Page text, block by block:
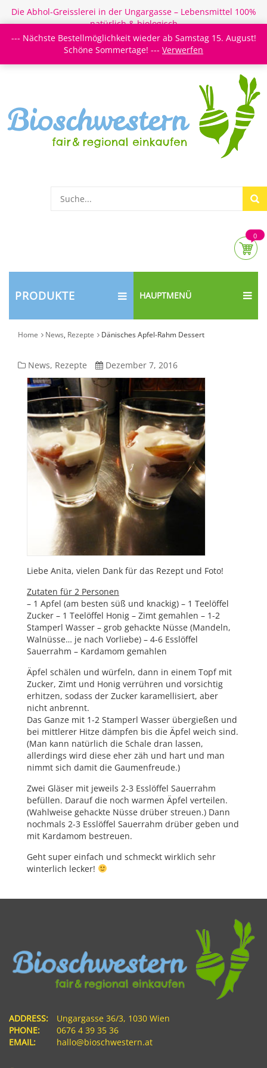
Die Abhol-Greisslerei in der Ungargasse – Lebensmittel 100%
natürlich & biologisch
Login/Register Newsletter Meine Merkzettel
0
PRODUKTE HAUPTMENÜ
Home News, Rezepte Dänisches Apfel-Rahm Dessert
Dänisches
Apfel-
Rahm
Dessert
News, Rezepte Dezember 7, 2016
Liebe Anita, vielen Dank für das Rezept und Foto!
Zutaten für 2 Personen
– 1 Apfel (am besten süß und knackig) – 1 Teelöffel
Zucker – 1 Teelöffel Honig – Zimt gemahlen – 1-2
Stamperl Wasser – grob gehackte Nüsse (Mandeln,
Walnüsse… je nach Vorliebe) – 4-6 Esslöffel
Sauerrahm – Kardamom gemahlen
Äpfel schälen und würfeln, dann in einem Topf mit
Zucker, Zimt und Honig verrühren und vorsichtig
erhitzen, sodass der Zucker karamellisiert, aber
nicht anbrennt.
Das Ganze mit 1-2 Stamperl Wasser übergießen und
bei mittlerer Hitze dämpfen bis die Äpfel weich sind.
(Man kann natürlich die Schale dran lassen,
allerdings wird diese eher zäh und hart und man
nimmt sich damit die Gaumenfreude.)
Zwei Gläser mit jeweils 2-3 Esslöffel Sauerrahm
befüllen. Darauf die noch warmen Äpfel verteilen.
(Wahlweise gehackte Nüsse drüber streuen.) Dann
nochmals 2-3 Esslöffel Sauerrahm drüber geben und
mit Kardamom bestreuen.
Geht super einfach und schmeckt wirklich sehr
winterlich lecker!
ADDRESS:
Ungargasse 36/3, 1030 Wien
PHONE:
0676 4 39 35 36
EMAIL:
hallo@bioschwestern.at
--- Nächste Bestellmöglichkeit wieder ab Samstag 15. August!
Schöne Sommertage! --- Verwerfen